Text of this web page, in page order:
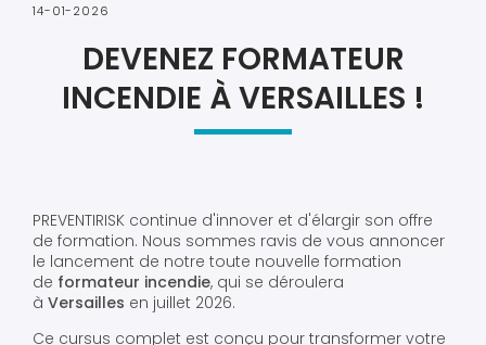
14-01-2026
DEVENEZ FORMATEUR
INCENDIE À VERSAILLES !
PREVENTIRISK continue d'innover et d'élargir son offre
de formation. Nous sommes ravis de vous annoncer
le lancement de notre toute nouvelle formation
de formateur incendie, qui se déroulera
à Versailles en juillet 2026.
Ce cursus complet est conçu pour transformer votre